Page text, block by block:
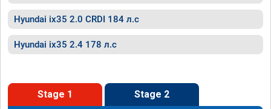
Hyundai ix35 2.0 CRDI 184 л.с
Hyundai ix35 2.4 178 л.с
Stage 1 Stage 2